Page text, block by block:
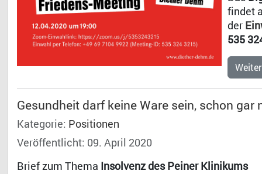
findet
der
535
Gesundheit darf keine Ware sein, schon gar
Kategorie: Positionen
Veröffentlicht: 09. April 2020
Brief zum Thema Insolvenz des Peiner Klinikums